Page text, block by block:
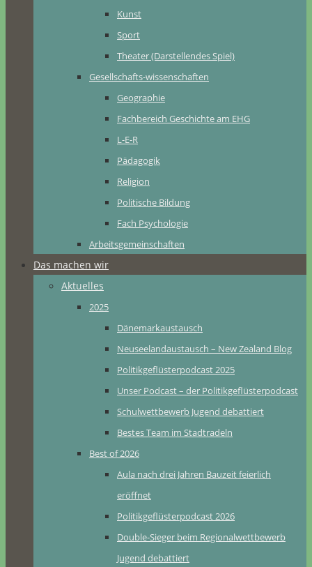
Kunst
Sport
Theater (Darstellendes Spiel)
Gesellschafts-wissenschaften
Geographie
Fachbereich Geschichte am EHG
L-E-R
Pädagogik
Religion
Politische Bildung
Fach Psychologie
Arbeitsgemeinschaften
Das machen wir
Aktuelles
2025
Dänemarkaustausch
Neuseelandaustausch – New Zealand Blog
Politikgeflüsterpodcast 2025
Unser Podcast – der Politikgeflüsterpodcast
Schulwettbewerb Jugend debattiert
Bestes Team im Stadtradeln
Best of 2026
Aula nach drei Jahren Bauzeit feierlich
eröffnet
Politikgeflüsterpodcast 2026
Double-Sieger beim Regionalwettbewerb
Jugend debattiert